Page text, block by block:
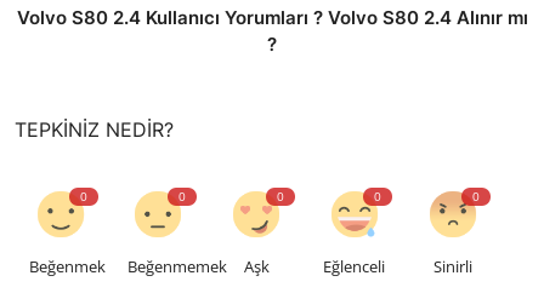
Volvo S80 2.4 Kullanıcı Yorumları ? Volvo S80 2.4 Alınır mı
?
TEPKINIZ NEDIR?
0
Beğenmek
0
Beğenmemek
0
Aşk
0
Eğlenceli
0
Sinirli